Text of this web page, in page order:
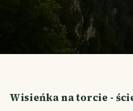
Wisieńka na torcie -